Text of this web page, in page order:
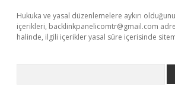
Hukuka ve yasal düzenlemelere aykırı
içerikleri, backlinkpanelicomtr@gmail.com
halinde, ilgili içerikler yasal süre içerisinde